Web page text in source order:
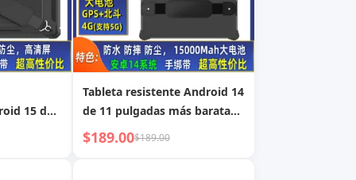
15 de
de
FHD,
Tableta resistente Android 14
de 11 pulgadas más barata
de fábrica con 6+128 GB,
15000 mAh, FHD, tableta
$189.00$189.00